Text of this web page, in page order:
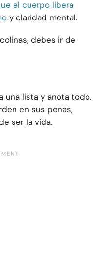
el cuerpo libera
y claridad mental.
debes ir de
una lista y anota todo.
en sus penas,
ser la vida.